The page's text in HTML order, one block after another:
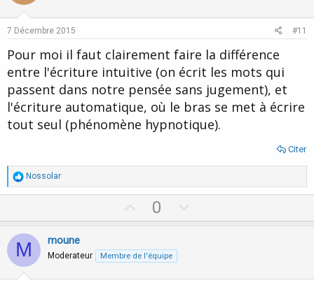
e
7 Décembre 2015 #11
Pour moi il faut clairement faire la différence
entre l'écriture intuitive (on écrit les mots qui
passent dans notre pensée sans jugement), et
l'écriture automatique, où le bras se met à écrire
tout seul (phénomène hypnotique).
Citer
R
é
a
t
i
o
n
s
:
Nossolar
p
o
t
0
o
v
M moune
Moderateur Membre de l'équipe